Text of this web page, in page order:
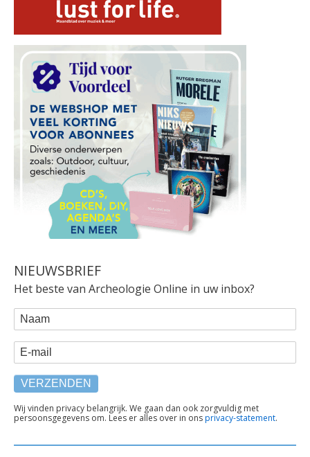
NIEUWSBRIEF
Het beste van Archeologie Online in uw inbox?
WEBFORM
Naam
E-mail
TEKST
ONDER
Wij vinden privacy belangrijk. We gaan dan ook zorgvuldig met
persoonsgegevens om. Lees er alles over in onsprivacy-statement.